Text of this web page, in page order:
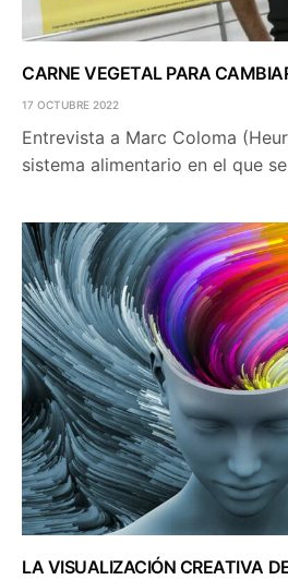
CARNE VEGETAL PARA
17 OCTUBRE 2022
Entrevista a Marc Coloma
sistema alimentario en el que
LA VISUALIZACIÓN CREATIVA